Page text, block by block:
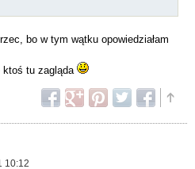
bo w tym wątku opowiedziałam
tu zagląda
10:12